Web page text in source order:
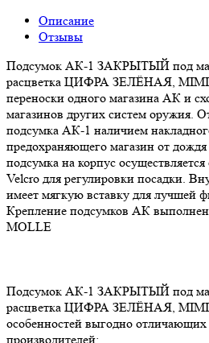
Описание
Отзывы
Подсумок АК-1 ЗАКРЫТЫЙ под
расцветка ЦИФРА ЗЕЛЁНАЯ,
переноски одного магазина АК и
магазинов других систем оружия.
подсумка АК-1 наличием
предохраняющего магазин от
подсумка на корпус
Velcro для регулировки посадки.
имеет мягкую вставку для лучшей
Крепление подсумков АК
MOLLE
Подсумок АК-1 ЗАКРЫТЫЙ под
расцветка ЦИФРА ЗЕЛЁНАЯ,
особенностей выгодно
производителей: